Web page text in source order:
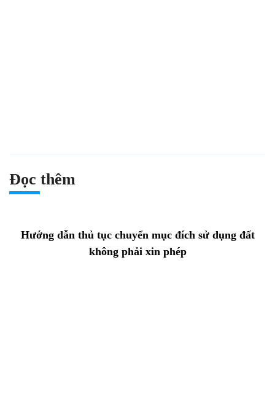
Đọc thêm
Hướng dẫn thủ tục chuyển mục đích sử dụng đất
không phải xin phép